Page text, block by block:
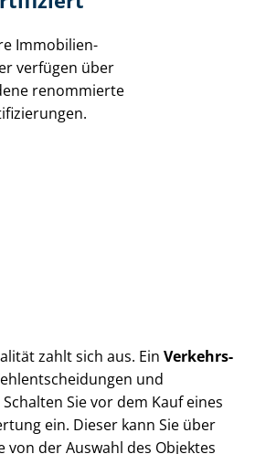
Immobilien­
verfügen über
renommierte
zahlt sich aus. Ein Ver­kehrs­
und
Sie vor dem Kauf eines
ein. Dieser kann Sie über
von der Auswahl des Objektes